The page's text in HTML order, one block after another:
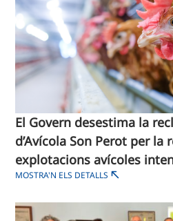
​​El Govern desestima la
d’Avícola Son Perot per la
explotacions avícoles
MOSTRA'N ELS DETALLS